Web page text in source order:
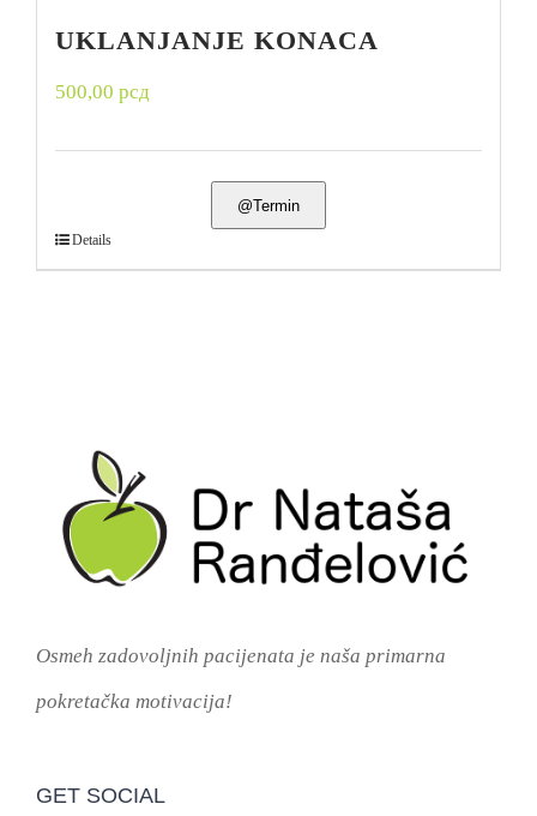
UKLANJANJE KONACA
500,00 рсд
@Termin
Details
Osmeh zadovoljnih pacijenata je naša primarna
pokretačka motivacija!
GET SOCIAL